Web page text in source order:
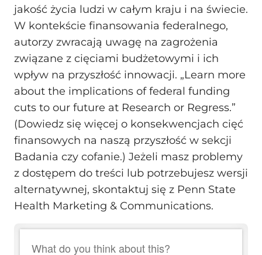
jakość życia ludzi w całym kraju i na świecie.
W kontekście finansowania federalnego,
autorzy zwracają uwagę na zagrożenia
związane z cięciami budżetowymi i ich
wpływ na przyszłość innowacji. „Learn more
about the implications of federal funding
cuts to our future at Research or Regress.”
(Dowiedz się więcej o konsekwencjach cięć
finansowych na naszą przyszłość w sekcji
Badania czy cofanie.) Jeżeli masz problemy
z dostępem do treści lub potrzebujesz wersji
alternatywnej, skontaktuj się z Penn State
Health Marketing & Communications.